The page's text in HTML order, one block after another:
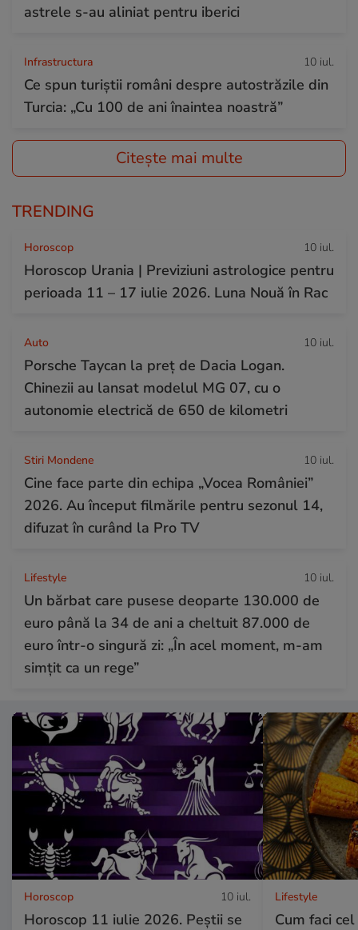
astrele s-au aliniat pentru iberici
Infrastructura 10 iul.
Ce spun turiștii români despre autostrăzile din
Turcia: „Cu 100 de ani înaintea noastră”
Citește mai multe
TRENDING
Horoscop 10 iul.
Horoscop Urania | Previziuni astrologice pentru
perioada 11 – 17 iulie 2026. Luna Nouă în Rac
Auto 10 iul.
Porsche Taycan la preț de Dacia Logan.
Chinezii au lansat modelul MG 07, cu o
autonomie electrică de 650 de kilometri
Stiri Mondene 10 iul.
Cine face parte din echipa „Vocea României”
2026. Au început filmările pentru sezonul 14,
difuzat în curând la Pro TV
Lifestyle 10 iul.
Un bărbat care pusese deoparte 130.000 de
euro până la 34 de ani a cheltuit 87.000 de
euro într-o singură zi: „În acel moment, m-am
simțit ca un rege”
Horoscop 10 iul.
Horoscop 11 iulie 2026. Peștii se
Lifestyle
Cum faci